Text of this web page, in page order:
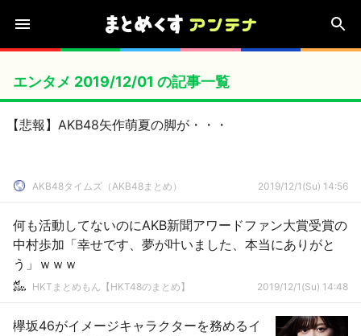
エンタメ 2019/12/01 の記事一覧
【悲報】AKB48矢作萌夏の脚が・・・
AKB48タイムズ（AKB48まとめ） 2019/12/1(Su) 14:56
何も活動してないのにAKB新聞アワードファン大賞受賞の
中村歩加「幸せです、夢が叶いました、本当にありがと
う」ｗｗｗ
HKTまとめもん【HKT48のまとめ】 2019/12/1(Su) 14:48
欅坂46がイメージキャラクターを務めるイ